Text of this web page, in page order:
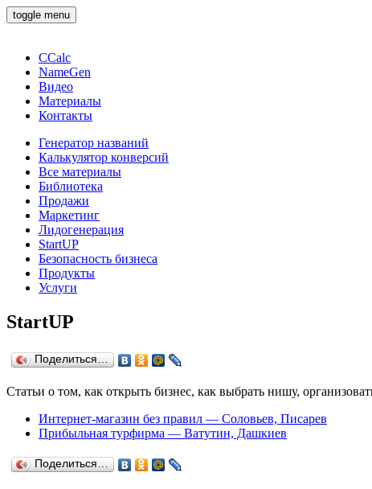
toggle menu
CCalc
NameGen
Видео
Материалы
Контакты
Генератор названий
Калькулятор конверсий
Все материалы
Библиотека
Продажи
Маркетинг
Лидогенерация
StartUP
Безопасность бизнеса
Продукты
Услуги
StartUP
Поделиться…
Статьи о том, как открыть бизнес, как выбрать нишу,
Интернет-магазин без правил — Соловьев, Писарев
Прибыльная турфирма — Ватутин, Дашкиев
Поделиться…